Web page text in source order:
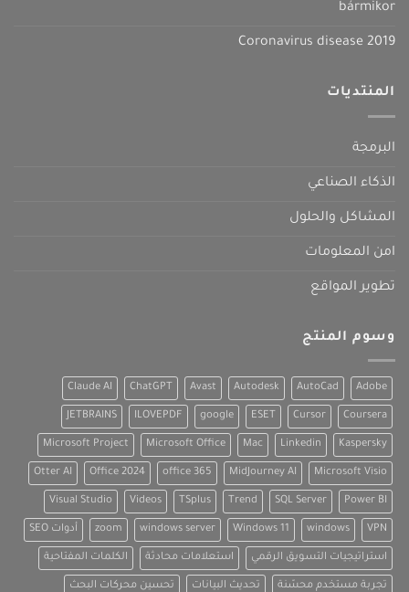
bármikor
Coronavirus disease 2019
المنتديات
البرمجة
الذكاء الصناعي
المشاكل والحلول
امن المعلومات
تطوير المواقع
وسوم المنتج
Adobe
AutoCad
Autodesk
Avast
ChatGPT
Claude AI
Coursera
Cursor
ESET
google
ILOVEPDF
JETBRAINS
Kaspersky
Linkedin
Mac
Microsoft Office
Microsoft Project
Microsoft Visio
MidJourney AI
office 365
Office 2024
Otter AI
Power BI
SQL Server
Trend
TSplus
Videos
Visual Studio
VPN
windows
Windows 11
windows server
zoom أدوات SEO
استراتيجيات التسويق الرقمي استعلامات محادثة الكلمات المفتاحية
تجربة مستخدم محسّنة تحديث البيانات تحسين محركات البحث